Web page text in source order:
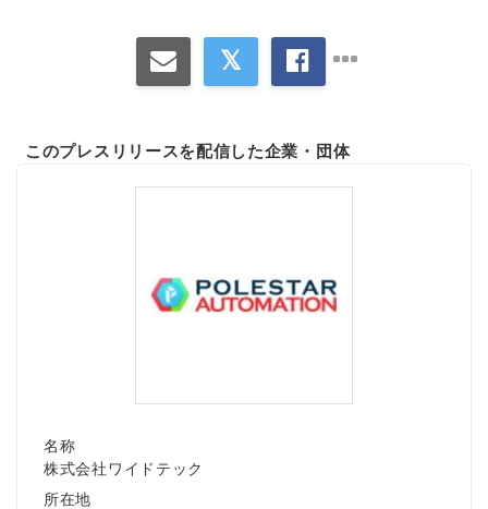
このプレスリリースを配信した企業・団体
名称
株式会社ワイドテック
所在地